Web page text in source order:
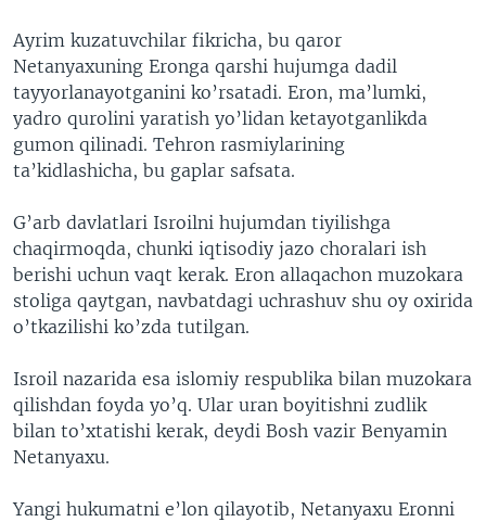
Ayrim kuzatuvchilar fikricha, bu qaror
Netanyaxuning Eronga qarshi hujumga dadil
tayyorlanayotganini ko’rsatadi. Eron, ma’lumki,
yadro qurolini yaratish yo’lidan ketayotganlikda
gumon qilinadi. Tehron rasmiylarining
ta’kidlashicha, bu gaplar safsata.
G’arb davlatlari Isroilni hujumdan tiyilishga
chaqirmoqda, chunki iqtisodiy jazo choralari ish
berishi uchun vaqt kerak. Eron allaqachon muzokara
stoliga qaytgan, navbatdagi uchrashuv shu oy oxirida
o’tkazilishi ko’zda tutilgan.
Isroil nazarida esa islomiy respublika bilan muzokara
qilishdan foyda yo’q. Ular uran boyitishni zudlik
bilan to’xtatishi kerak, deydi Bosh vazir Benyamin
Netanyaxu.
Yangi hukumatni e’lon qilayotib, Netanyaxu Eronni